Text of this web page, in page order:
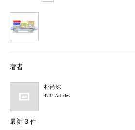
著者
朴尚洙
4737 Articles
最新 3 件